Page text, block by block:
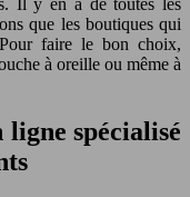
que les boutiques qui
faire le bon choix,
à oreille ou même à
spécialisé